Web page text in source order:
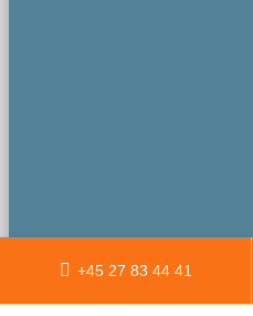
+45 27 83 44 41